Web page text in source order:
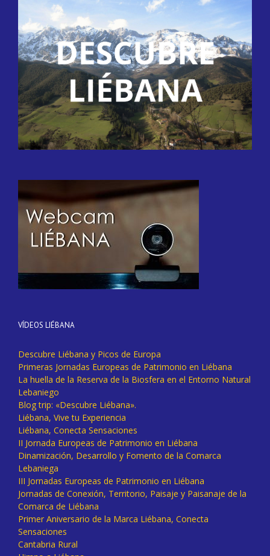
VÍDEOS LIÉBANA
Descubre Liébana y Picos de Europa
Primeras Jornadas Europeas de Patrimonio en Liébana
La huella de la Reserva de la Biosfera en el Entorno Natural
Lebaniego
Blog trip: «Descubre Liébana».
Liébana, Vive tu Experiencia
Liébana, Conecta Sensaciones
II Jornada Europeas de Patrimonio en Liébana
Dinamización, Desarrollo y Fomento de la Comarca
Lebaniega
III Jornadas Europeas de Patrimonio en Liébana
Jornadas de Conexión, Territorio, Paisaje y Paisanaje de la
Comarca de Liébana
Primer Aniversario de la Marca Liébana, Conecta
Sensaciones
Cantabria Rural